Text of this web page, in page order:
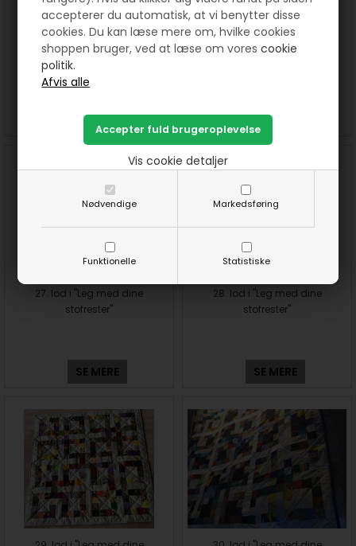
accepterer du automatisk, at vi benytter disse
cookies. Du kan læse mere om, hvilke cookies
shoppen bruger, ved at læse om vorescookie
politik.
Nødvendige Markedsføring
Funktionelle Statistiske
Vis cookie detaljer
25. lod i "Leg med dine
stofrester"
SE MERE
26. lod i "Leg med dine
SE MERE
27. lod i "Leg med dine
stofrester"
SE MERE
28. lod i "Leg med dine
stofrester"
SE MERE